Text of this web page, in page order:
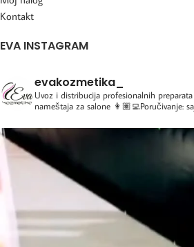
Kontakt
EVA INSTAGRAM
evakozmetika_
Uvoz i distribucija profesionalnih
nameštaja za salone 👩🏽‍💻Poručivanje: